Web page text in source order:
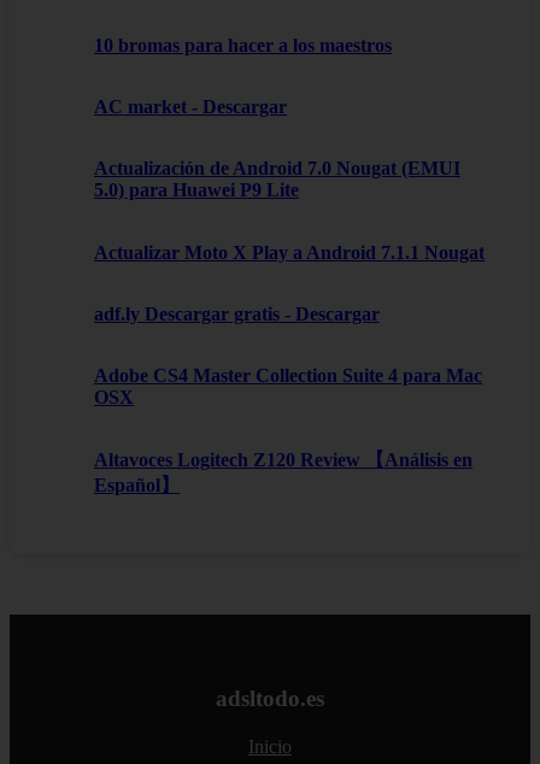
10 bromas para hacer a los maestros
AC market - Descargar
Actualización de Android 7.0 Nougat (EMUI
5.0) para Huawei P9 Lite
Actualizar Moto X Play a Android 7.1.1 Nougat
adf.ly Descargar gratis - Descargar
Adobe CS4 Master Collection Suite 4 para Mac
OSX
Altavoces Logitech Z120 Review 【Análisis en
Español】
adsltodo.es
Inicio